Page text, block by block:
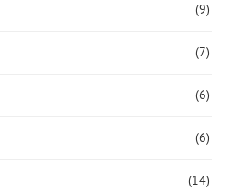
(9)
(7)
(6)
(6)
(14)